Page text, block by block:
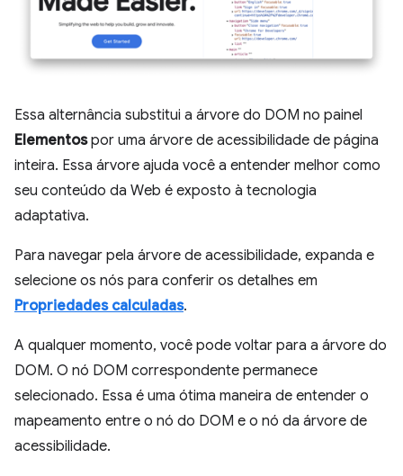
Essa alternância substitui a árvore do DOM no painel
Elementospor uma árvore de acessibilidade de página
inteira. Essa árvore ajuda você a entender melhor como
seu conteúdo da Web é exposto à tecnologia
adaptativa.
Para navegar pela árvore de acessibilidade, expanda e
selecione os nós para conferir os detalhes em
Propriedades calculadas.
A qualquer momento, você pode voltar para a árvore do
DOM. O nó DOM correspondente permanece
selecionado. Essa é uma ótima maneira de entender o
mapeamento entre o nó do DOM e o nó da árvore de
acessibilidade.